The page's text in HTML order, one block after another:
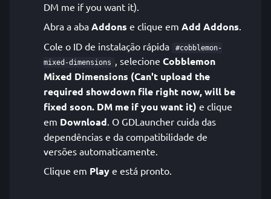
DM me if you want it).
Abra a aba Addons e clique em Add Addons.
Cole o ID de instalação rápida
#cobblemon-
mixed-dimensions , selecione Cobblemon
Mixed Dimensions (Can't upload the
required showdown file right now, will be
fixed soon. DM me if you want it) e clique
em Download. O GDLauncher cuida das
dependências e da compatibilidade de
versões automaticamente.
Clique em Play e está pronto.